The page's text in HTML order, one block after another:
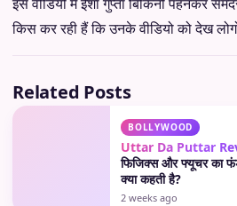
इस वीडियो में ईशा गुप्ता बिकिनी पहनकर
किस कर रही हैं कि उनके वीडियो को देख
Related Posts
BOLLYWOOD
Uttar Da Puttar
फिजिक्स और फ्यूचर का
क्या कहती है?
2 weeks ago